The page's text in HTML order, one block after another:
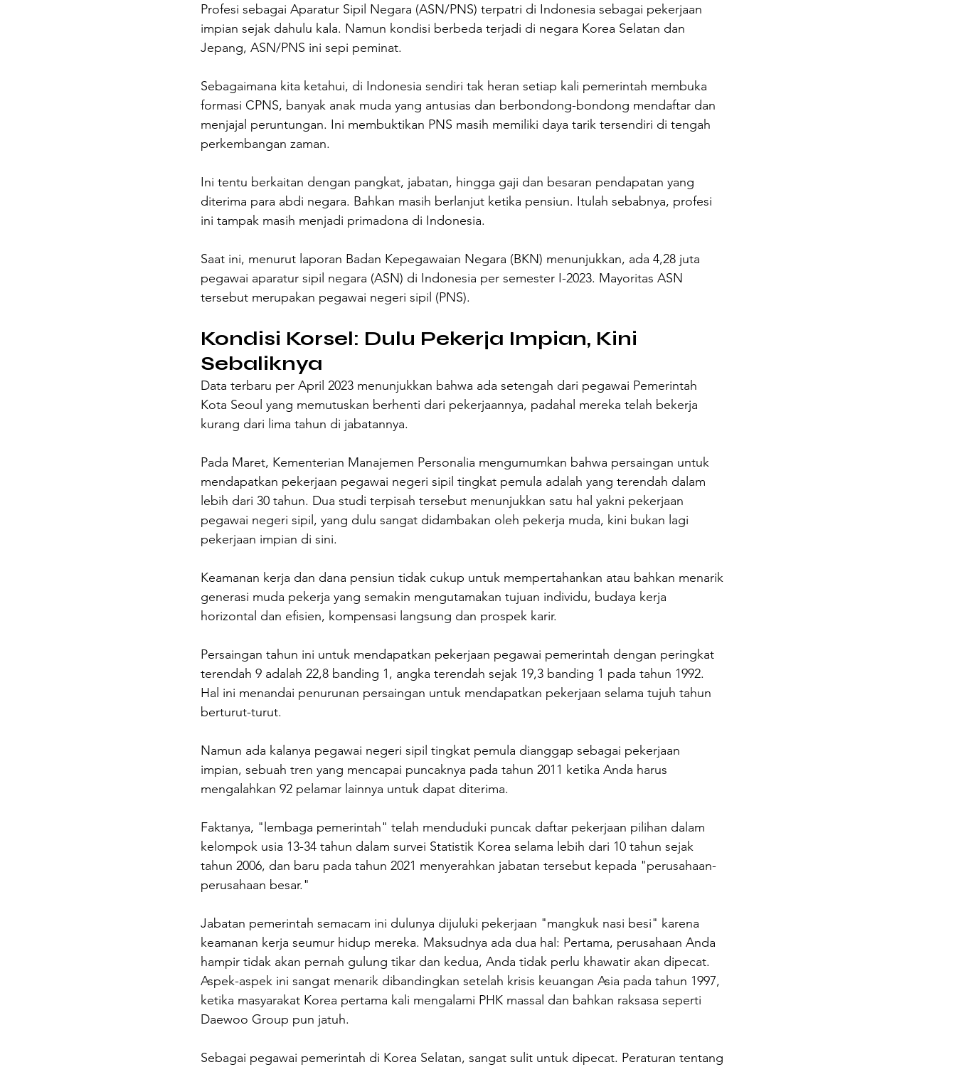
Profesi sebagai Aparatur Sipil Negara (ASN/PNS) terpatri di Indonesia sebagai pekerjaan
impian sejak dahulu kala. Namun kondisi berbeda terjadi di negara Korea Selatan dan
Jepang, ASN/PNS ini sepi peminat.
Sebagaimana kita ketahui, di Indonesia sendiri tak heran setiap kali pemerintah membuka
formasi CPNS, banyak anak muda yang antusias dan berbondong-bondong mendaftar dan
menjajal peruntungan. Ini membuktikan PNS masih memiliki daya tarik tersendiri di tengah
perkembangan zaman.
Ini tentu berkaitan dengan pangkat, jabatan, hingga gaji dan besaran pendapatan yang
diterima para abdi negara. Bahkan masih berlanjut ketika pensiun. Itulah sebabnya, profesi
ini tampak masih menjadi primadona di Indonesia.
Saat ini, menurut laporan Badan Kepegawaian Negara (BKN) menunjukkan, ada 4,28 juta
pegawai aparatur sipil negara (ASN) di Indonesia per semester I-2023. Mayoritas ASN
tersebut merupakan pegawai negeri sipil (PNS).
Kondisi Korsel: Dulu Pekerja Impian, Kini
Sebaliknya
Data terbaru per April 2023 menunjukkan bahwa ada setengah dari pegawai Pemerintah
Kota Seoul yang memutuskan berhenti dari pekerjaannya, padahal mereka telah bekerja
kurang dari lima tahun di jabatannya.
Pada Maret, Kementerian Manajemen Personalia mengumumkan bahwa persaingan untuk
mendapatkan pekerjaan pegawai negeri sipil tingkat pemula adalah yang terendah dalam
lebih dari 30 tahun. Dua studi terpisah tersebut menunjukkan satu hal yakni pekerjaan
pegawai negeri sipil, yang dulu sangat didambakan oleh pekerja muda, kini bukan lagi
pekerjaan impian di sini.
Keamanan kerja dan dana pensiun tidak cukup untuk mempertahankan atau bahkan menarik
generasi muda pekerja yang semakin mengutamakan tujuan individu, budaya kerja
horizontal dan efisien, kompensasi langsung dan prospek karir.
Persaingan tahun ini untuk mendapatkan pekerjaan pegawai pemerintah dengan peringkat
terendah 9 adalah 22,8 banding 1, angka terendah sejak 19,3 banding 1 pada tahun 1992.
Hal ini menandai penurunan persaingan untuk mendapatkan pekerjaan selama tujuh tahun
berturut-turut.
Namun ada kalanya pegawai negeri sipil tingkat pemula dianggap sebagai pekerjaan
impian, sebuah tren yang mencapai puncaknya pada tahun 2011 ketika Anda harus
mengalahkan 92 pelamar lainnya untuk dapat diterima.
Faktanya, "lembaga pemerintah" telah menduduki puncak daftar pekerjaan pilihan dalam
kelompok usia 13-34 tahun dalam survei Statistik Korea selama lebih dari 10 tahun sejak
tahun 2006, dan baru pada tahun 2021 menyerahkan jabatan tersebut kepada "perusahaan-
perusahaan besar."
Jabatan pemerintah semacam ini dulunya dijuluki pekerjaan "mangkuk nasi besi" karena
keamanan kerja seumur hidup mereka. Maksudnya ada dua hal: Pertama, perusahaan Anda
hampir tidak akan pernah gulung tikar dan kedua, Anda tidak perlu khawatir akan dipecat.
Aspek-aspek ini sangat menarik dibandingkan setelah krisis keuangan Asia pada tahun 1997,
ketika masyarakat Korea pertama kali mengalami PHK massal dan bahkan raksasa seperti
Daewoo Group pun jatuh.
Sebagai pegawai pemerintah di Korea Selatan, sangat sulit untuk dipecat. Peraturan tentang